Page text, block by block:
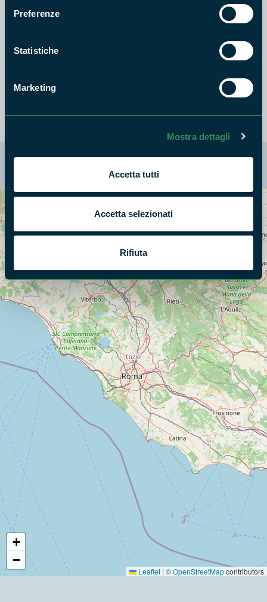
Preferenze
Statistiche
Marketing
Mostra dettagli
Accetta tutti
Accetta selezionati
Rifiuta
La mappa di Parchilazio.it
+
−
Leaflet | ©OpenStreetMapcontributors
Cerca nella mappa